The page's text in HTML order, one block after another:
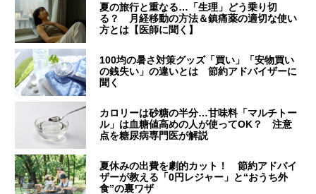
夏の旅行と重なる…「生理」どう乗り切
る？ 月経移動の方法＆鎮痛薬の適切な使い
方とは【医師に聞く】
100均の暑さ対策グッズ「買い」「安物買い
の銭失い」の違いとは 節約アドバイザーに
聞く
カロリーは砂糖の半分…甘味料「マルチトー
ル」は血糖値高めの人が使ってOK？ 注意
点を糖尿病専門医が解説
夏休みの出費を劇的カット！ 節約アドバイ
ザーが教える「0円レジャー」と“おうち外
食”の裏ワザ